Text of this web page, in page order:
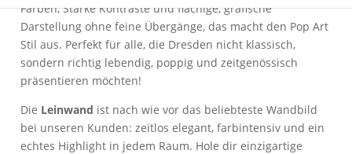
Farben, Starke Kontraste und flächige, grafische
Darstellung ohne feine Übergänge, das macht den Pop Art
Stil aus. Perfekt für alle, die Dresden nicht klassisch,
sondern richtig lebendig, poppig und zeitgenössisch
präsentieren möchten!
Die Leinwand ist nach wie vor das beliebteste Wandbild
bei unseren Kunden: zeitlos elegant, farbintensiv und ein
echtes Highlight in jedem Raum. Hole dir einzigartige